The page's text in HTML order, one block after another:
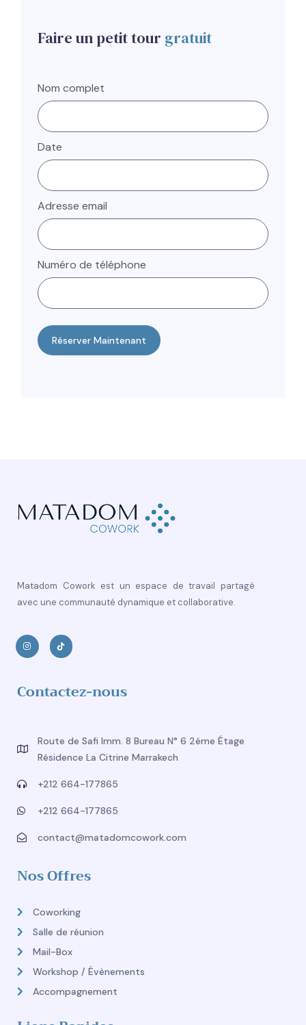
Faire un petit tour gratuit
Nom complet
Date
Adresse email
Numéro de téléphone
Réserver Maintenant
Matadom Cowork est un espace de travail partagé
avec une communauté dynamique et collaborative.
Contactez-nous
Route de Safi Imm. 8 Bureau N° 6 2éme Étage
Résidence La Citrine Marrakech
+212 664-177865
+212 664-177865
contact@matadomcowork.com
Nos Offres
Coworking
Salle de réunion
Mail-Box
Workshop / Évènements
Accompagnement